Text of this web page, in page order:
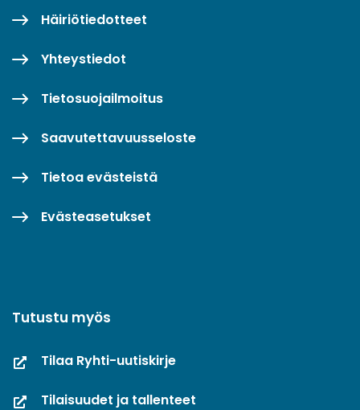
Häiriötiedotteet
Yhteystiedot
Tietosuojailmoitus
Saavutettavuusseloste
Tietoa evästeistä
Evästeasetukset
Tutustu myös
Tilaa Ryhti-uutiskirje
Tilaisuudet ja tallenteet